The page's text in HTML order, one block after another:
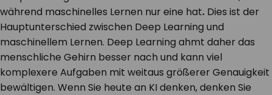
während maschinelles Lernen nur eine hat. Dies ist der
Hauptunterschied zwischen Deep Learning und
maschinellem Lernen. Deep Learning ahmt daher das
menschliche Gehirn besser nach und kann viel
komplexere Aufgaben mit weitaus größerer Genauigkeit
bewältigen. Wenn Sie heute an KI denken, denken Sie